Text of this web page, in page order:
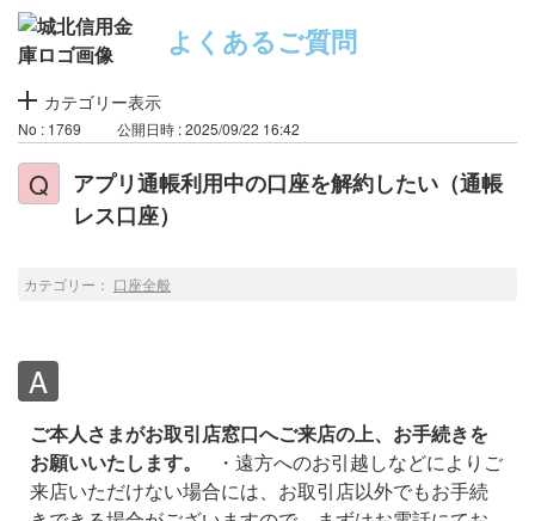
よくあるご質問
カテゴリー表示
No : 1769 公開日時 : 2025/09/22 16:42
アプリ通帳利用中の口座を解約したい（通帳
レス口座）
カテゴリー： 口座全般
ご本人さまがお取引店窓口へご来店の上、お手続きを
お願いいたします。
・遠方へのお引越しなどによりご
来店いただけない場合には、お取引店以外でもお手続